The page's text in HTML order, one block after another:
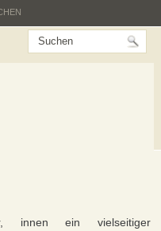
innen ein vielseitiger